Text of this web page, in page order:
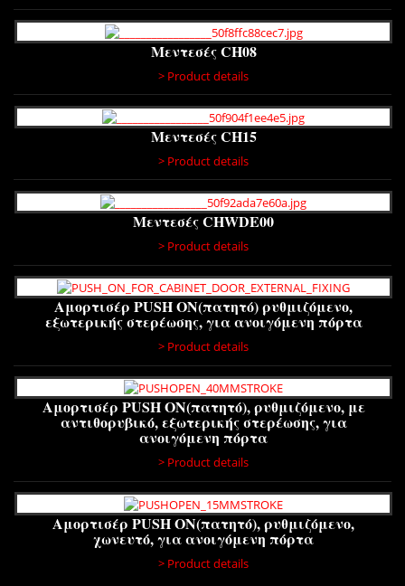
Μεντεσές CH08
> Product details
Μεντεσές CH15
> Product details
Μεντεσές CHWDE00
> Product details
Αμορτισέρ PUSH ON(πατητό) ρυθμιζόμενο,
εξωτερικής στερέωσης, για ανοιγόμενη πόρτα
> Product details
Αμορτισέρ PUSH ON(πατητό), ρυθμιζόμενο, με
αντιθορυβικό, εξωτερικής στερέωσης, για
ανοιγόμενη πόρτα
> Product details
Αμορτισέρ PUSH ON(πατητό), ρυθμιζόμενο,
χωνευτό, για ανοιγόμενη πόρτα
> Product details